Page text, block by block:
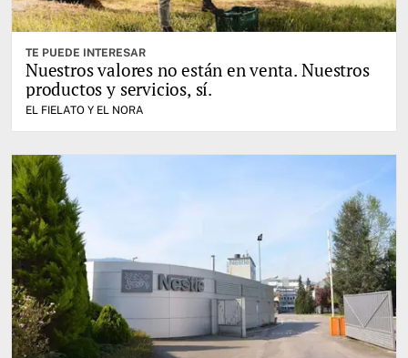
TE PUEDE INTERESAR
Nuestros valores no están en venta. Nuestros
productos y servicios, sí.
EL FIELATO Y EL NORA